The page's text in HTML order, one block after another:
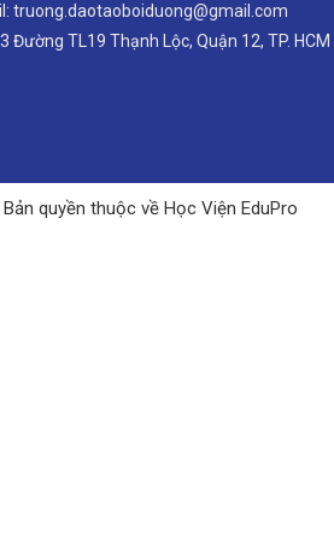
truong.daotaoboiduong@gmail.com
Đường TL19 Thạnh Lộc, Quận 12, TP. HCM
quyền thuộc về Học Viện EduPro